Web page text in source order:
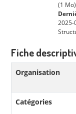
(1 Mo)
2025-
Fiche
Organisation
Catégories